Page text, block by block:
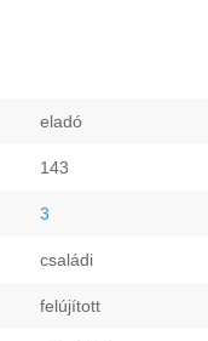
eladó
143
3
családi
felújított